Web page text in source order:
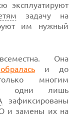
эксплуатируют
задачу на
им нужный
Она
и до
многим
одни лишь
зафиксированы
и замены их на